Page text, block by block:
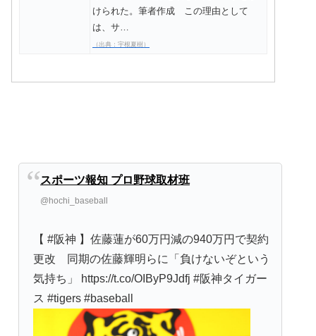
けられた。筆者作成 この理由として
は、サ…
（出典：宇根夏樹）
スポーツ報知 プロ野球取材班
@hochi_baseball
【 #阪神 】佐藤蓮が60万円減の940万円で契約
更改 同期の佐藤輝明らに「負けないぞという
気持ち」 https://t.co/OIByP9Jdfj #阪神タイガー
ス #tigers #baseball